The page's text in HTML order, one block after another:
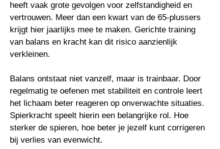
heeft vaak grote gevolgen voor zelfstandigheid en
vertrouwen. Meer dan een kwart van de 65-plussers
krijgt hier jaarlijks mee te maken. Gerichte training
van balans en kracht kan dit risico aanzienlijk
verkleinen.
Balans ontstaat niet vanzelf, maar is trainbaar. Door
regelmatig te oefenen met stabiliteit en controle leert
het lichaam beter reageren op onverwachte situaties.
Spierkracht speelt hierin een belangrijke rol. Hoe
sterker de spieren, hoe beter je jezelf kunt corrigeren
bij verlies van evenwicht.